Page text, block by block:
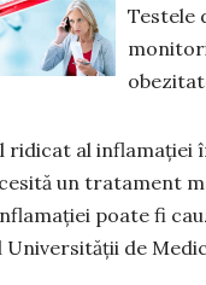
Testele
ridicat al inflamației
un tratament
poate fi
de